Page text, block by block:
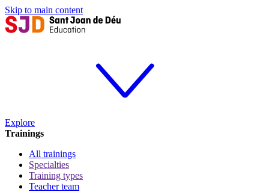
Skip to main content
Explore
Trainings
All trainings
Specialties
Training types
Teacher team